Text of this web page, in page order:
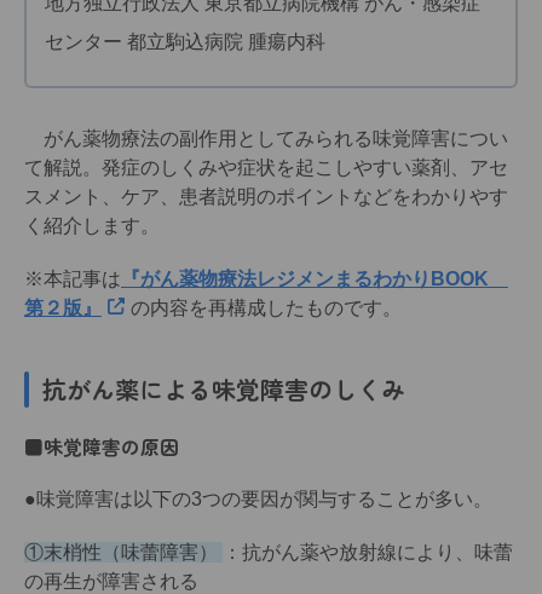
センター 都立駒込病院 腫瘍内科
がん薬物療法の副作用としてみられる味覚障害につい
て解説。発症のしくみや症状を起こしやすい薬剤、アセ
スメント、ケア、患者説明のポイントなどをわかりやす
く紹介します。
※本記事は 『がん薬物療法レジメンまるわかりBOOK
第２版』
の内容を再構成したものです。
抗がん薬による味覚障害のしくみ
■味覚障害の原因
●味覚障害は以下の3つの要因が関与することが多い。
①末梢性（味蕾障害）
：抗がん薬や放射線により、味蕾
の再生が障害される